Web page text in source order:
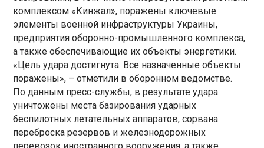
комплексом «Кинжал», поражены ключевые
элементы военной инфраструктуры Украины,
предприятия оборонно-промышленного комплекса,
а также обеспечивающие их объекты энергетики.
«Цель удара достигнута. Все назначенные объекты
поражены», – отметили в оборонном ведомстве.
По данным пресс-службы, в результате удара
уничтожены места базирования ударных
беспилотных летательных аппаратов, сорвана
переброска резервов и железнодорожных